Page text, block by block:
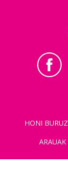
HONI BURUZ
ARAUAK